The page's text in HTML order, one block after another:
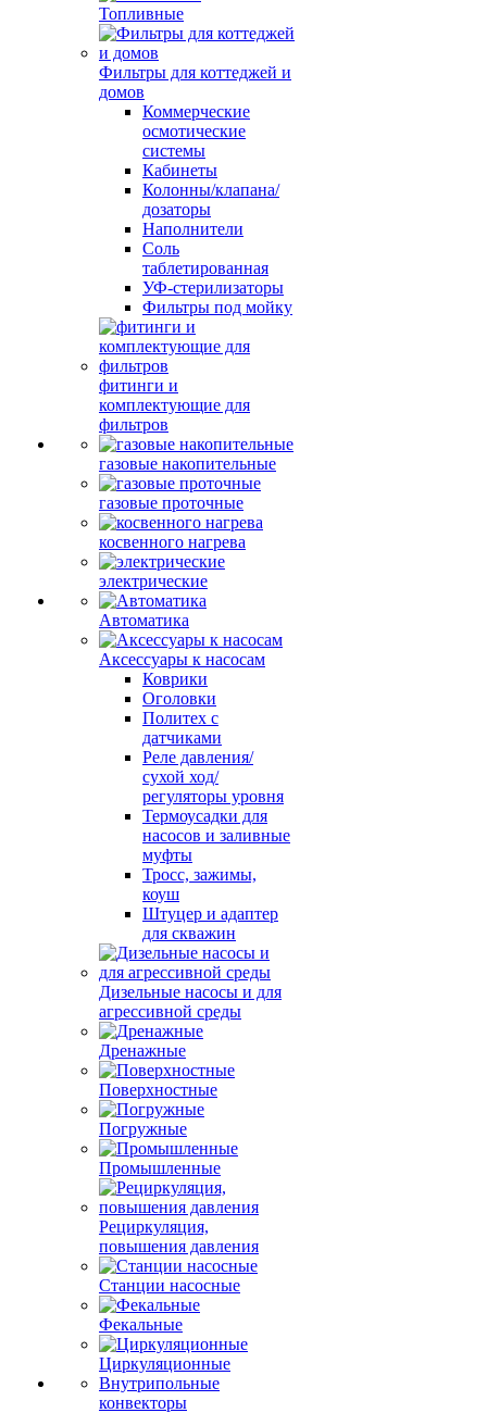
Топливные
Фильтры для коттеджей и
домов
Коммерческие
осмотические
системы
Кабинеты
Колонны/клапана/
дозаторы
Наполнители
Соль
таблетированная
УФ-стерилизаторы
Фильтры под мойку
фитинги и
комплектующие для
фильтров
газовые накопительные
газовые проточные
косвенного нагрева
электрические
Автоматика
Аксессуары к насосам
Коврики
Оголовки
Политех с
датчиками
Реле давления/
сухой ход/
регуляторы уровня
Термоусадки для
насосов и заливные
муфты
Тросс, зажимы,
коуш
Штуцер и адаптер
для скважин
Дизельные насосы и для
агрессивной среды
Дренажные
Поверхностные
Погружные
Промышленные
Рециркуляция,
повышения давления
Станции насосные
Фекальные
Циркуляционные
Внутрипольные
конвекторы